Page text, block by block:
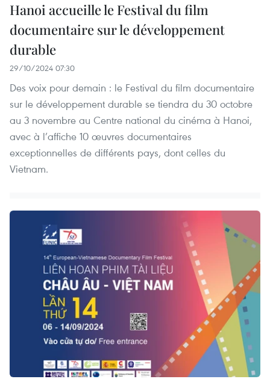
Hanoi accueille le Festival du film
documentaire sur le développement
durable
29/10/2024 07:30
Des voix pour demain : le Festival du film documentaire
sur le développement durable se tiendra du 30 octobre
au 3 novembre au Centre national du cinéma à Hanoi,
avec à l’affiche 10 œuvres documentaires
exceptionnelles de différents pays, dont celles du
Vietnam.